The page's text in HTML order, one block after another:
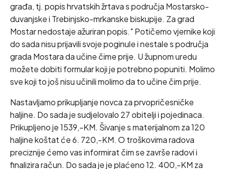
građa, tj. popis hrvatskih žrtava s područja Mostarsko-
duvanjske i Trebinjsko-mrkanske biskupije. Za grad
Mostar nedostaje ažuriran popis." Potičemo vjernike koji
do sada nisu prijavili svoje poginule i nestale s područja
grada Mostara da učine čime prije. U župnom uredu
možete dobiti formular koji je potrebno popuniti. Molimo
sve koji to još nisu učinili molimo da to učine čim prije.
Nastavljamo prikupljanje novca za prvopričesničke
haljine. Do sada je sudjelovalo 27 obitelji i pojedinaca.
Prikupljeno je 1539,-KM. Šivanje s materijalnom za 120
haljine koštat će 6. 720,-KM. O troškovima radova
preciznije ćemo vas informirat čim se završe radovi i
finalizira račun. Do sada je je plaćeno 12. 400,-KM za